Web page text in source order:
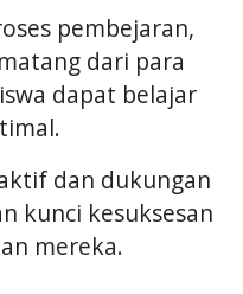
pembejaran,
dari para
dapat belajar
dan dukungan
kunci kesuksesan
mereka.